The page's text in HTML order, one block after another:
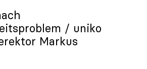
/ uniko
Markus